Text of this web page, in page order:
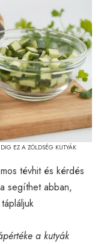
EZ A ZÖLDSÉG KUTYÁK
tévhit és kérdés
segíthet abban,
a kutyák